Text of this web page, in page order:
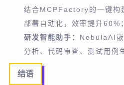
结合MCPFactory的一键构
部署自动化，效率提升60%；
研发智能助手： NebulaAI嵌
分析、代码审查、测试用例
结语